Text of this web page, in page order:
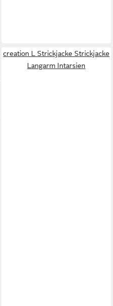
creation L Strickjacke Strickjacke
Langarm Intarsien